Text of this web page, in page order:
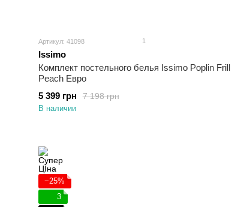
Артикул: 41098 1
Issimo
Комплект постельного белья Issimo Poplin Frill
Peach Евро
7 198 грн
5 399 грн
В наличии
−25%
3